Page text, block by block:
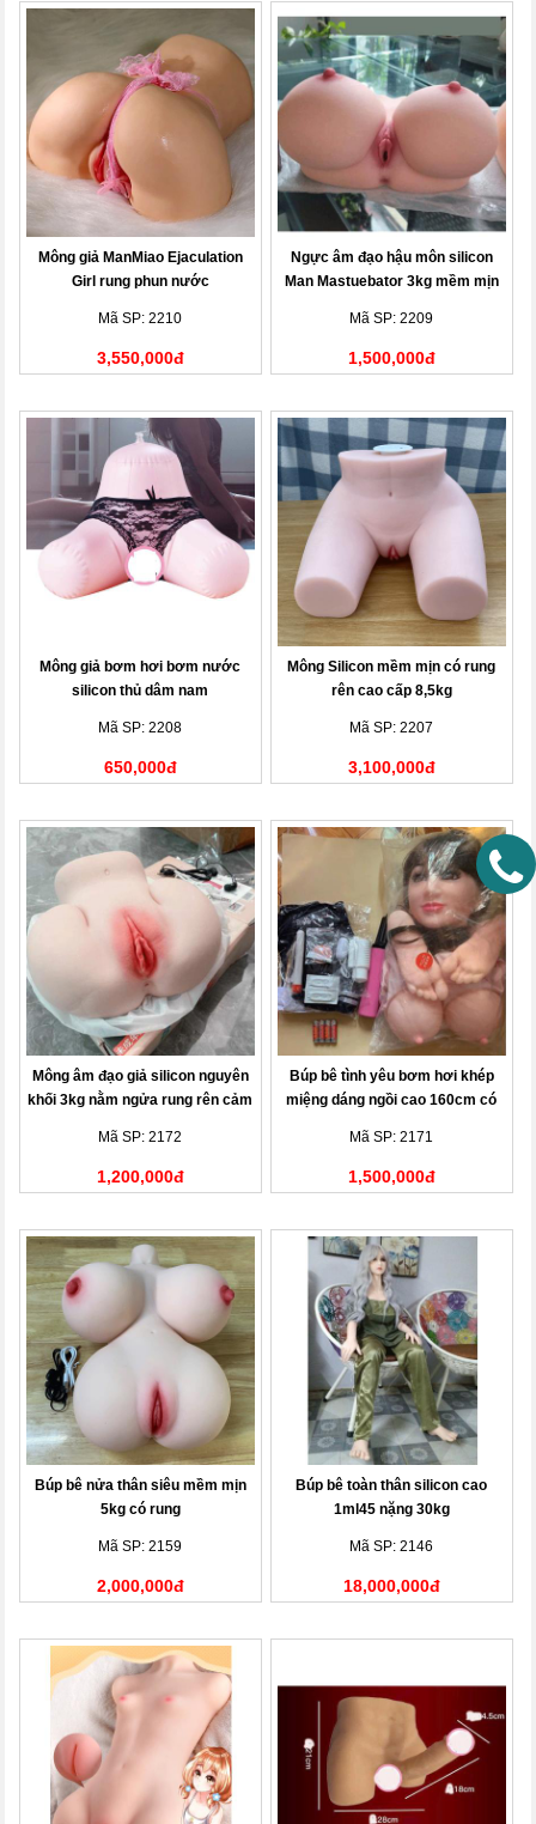
Mông giả ManMiao Ejaculation
Girl rung phun nước
Mã SP: 2210
3,550,000đ
Ngực âm đạo hậu môn silicon
Man Mastuebator 3kg mềm mịn
Mã SP: 2209
1,500,000đ
Mông giả bơm hơi bơm nước
silicon thủ dâm nam
Mã SP: 2208
650,000đ
Mông Silicon mềm mịn có rung
rên cao cấp 8,5kg
Mã SP: 2207
3,100,000đ
Mông âm đạo giả silicon nguyên
khối 3kg nằm ngửa rung rên cảm
Mã SP: 2172
1,200,000đ
Búp bê tình yêu bơm hơi khép
miệng dáng ngồi cao 160cm có
Mã SP: 2171
1,500,000đ
Búp bê nửa thân siêu mềm mịn
5kg có rung
Mã SP: 2159
2,000,000đ
Búp bê toàn thân silicon cao
1ml45 nặng 30kg
Mã SP: 2146
18,000,000đ